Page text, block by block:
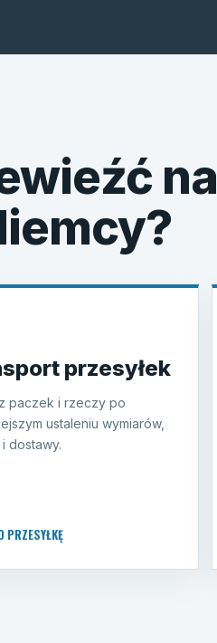
na
przesyłek
paczek i rzeczy po
ustaleniu wymiarów,
dostawy.
PRZESYŁKĘ